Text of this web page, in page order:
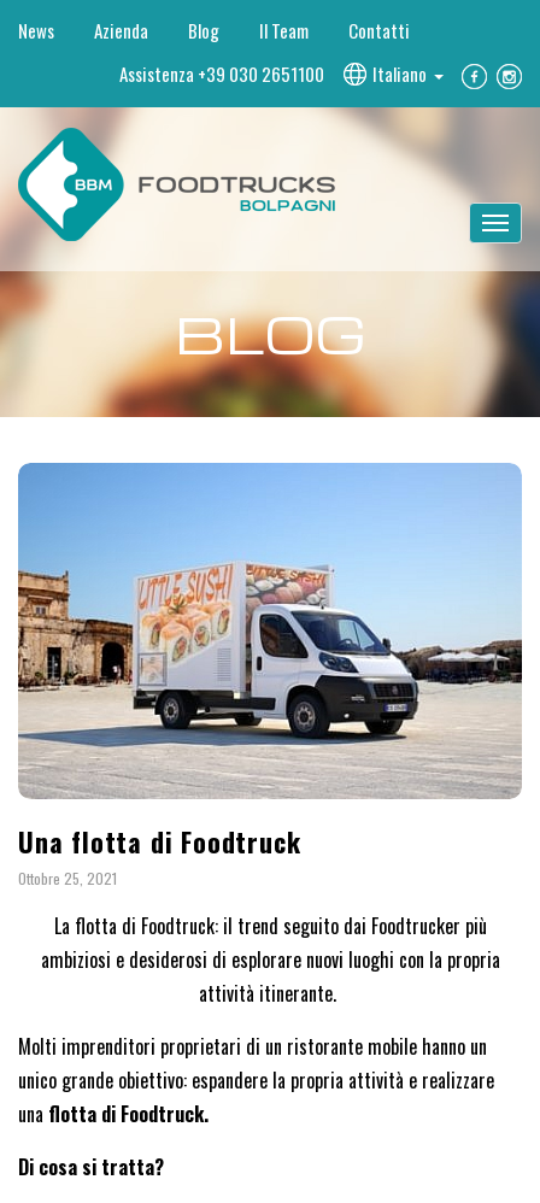
News Azienda Blog Il Team
Contatti
Italiano
Assistenza +39 030 2651100
BLOG
Una flotta di Foodtruck
Ottobre 25, 2021
La flotta di Foodtruck: il trend seguito dai Foodtrucker più
ambiziosi e desiderosi di esplorare nuovi luoghi con la propria
attività itinerante.
Molti imprenditori proprietari di un ristorante mobile hanno un
unico grande obiettivo: espandere la propria attività e realizzare
una flotta di Foodtruck.
Di cosa si tratta?